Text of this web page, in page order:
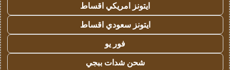
ايتونز امريكي اقساط
ايتونز سعودي اقساط
فور يو
شحن شدات ببجي